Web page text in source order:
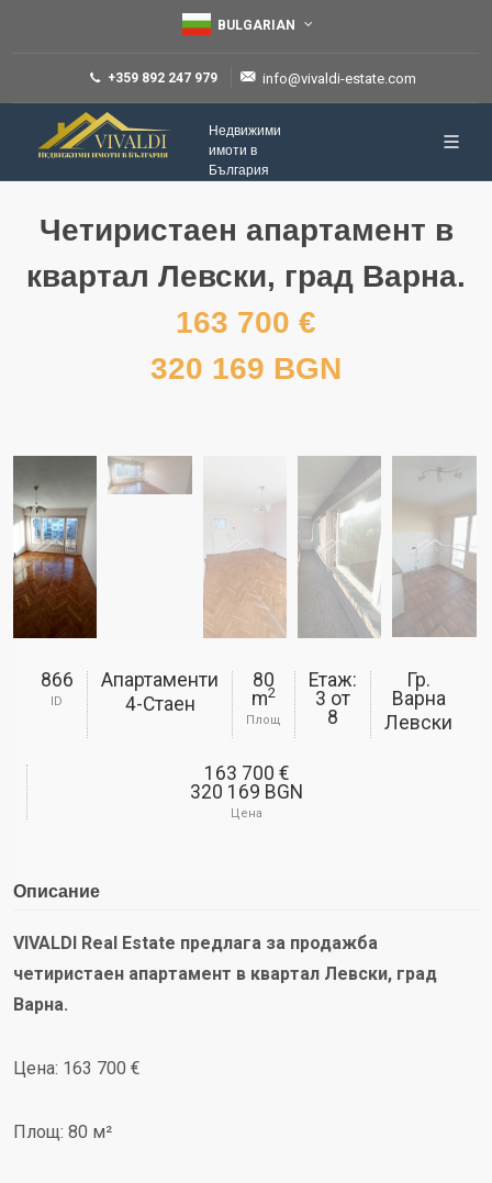
BULGARIAN
+359 892 247 979 info@vivaldi-estate.com
Недвижими
имоти в
България
Четиристаен апартамент в
квартал Левски, град Варна.
163 700 €
320 169 BGN
866
ID
Апартаменти
4-Стаен
80
m2
Площ
Етаж:
3 от
8
Гр.
Варна
Левски
163 700 €
320 169 BGN
Цена
Описание
VIVALDI Real Estate предлага за продажба
четиристаен апартамент в квартал Левски, град
Варна.
Цена: 163 700 €
Площ: 80 м²